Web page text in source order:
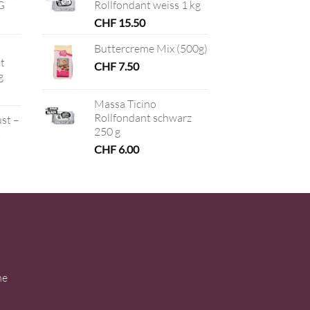
–
Rollfondant weiss 1 kg
CHF15.50
Buttercreme Mix (500g)
CHF7.50
Massa Ticino
Rollfondant schwarz
250 g
CHF6.00